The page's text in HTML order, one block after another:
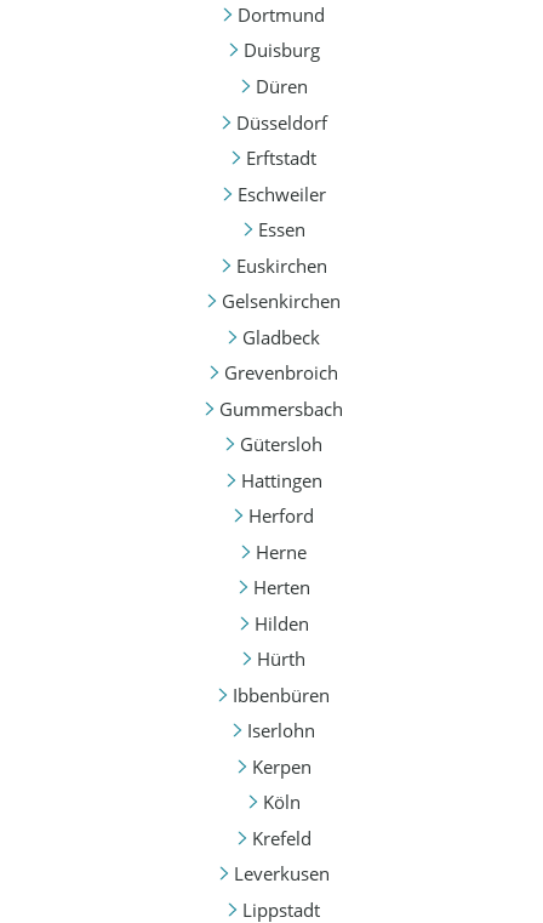
Dortmund
Duisburg
Düren
Düsseldorf
Erftstadt
Eschweiler
Essen
Euskirchen
Gelsenkirchen
Gladbeck
Grevenbroich
Gummersbach
Gütersloh
Hattingen
Herford
Herne
Herten
Hilden
Hürth
Ibbenbüren
Iserlohn
Kerpen
Köln
Krefeld
Leverkusen
Lippstadt